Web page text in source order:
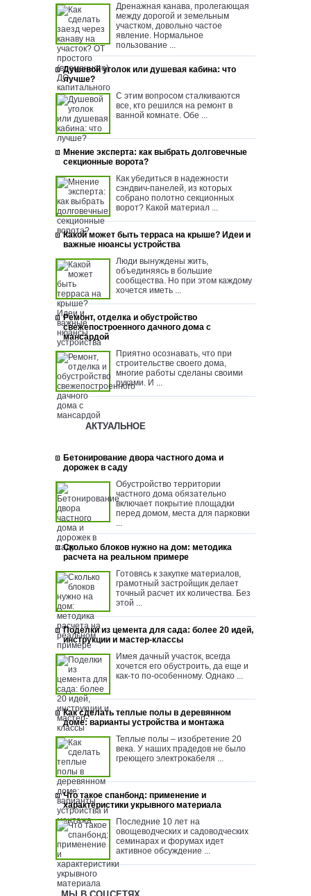
Дренажная канава, пролегающая
между дорогой и земельным
участком, довольно частое
явление. Нормальное
пользование ...
Душевой уголок или душевая кабина: что
лучше?
С этим вопросом сталкиваются
все, кто решился на ремонт в
ванной комнате. Обе ...
Мнение эксперта: как выбрать долговечные
секционные ворота?
Как убедиться в надежности
сэндвич-панелей, из которых
собрано полотно секционных
ворот? Какой материал ...
Какой может быть терраса на крыше? Идеи и
важные нюансы устройства
Люди вынуждены жить,
объединяясь в большие
сообщества. Но при этом каждому
хочется иметь ...
Ремонт, отделка и обустройство
свежепостроенного дачного дома с
мансардой
Приятно осознавать, что при
строительстве своего дома,
многие работы сделаны своими
руками. И ...
АКТУАЛЬНОЕ
Бетонирование двора частного дома и
дорожек в саду
Обустройство территории
частного дома обязательно
включает покрытие площадки
перед домом, места для парковки
Сколько блоков нужно на дом: методика
расчета на реальном примере
Готовясь к закупке материалов,
грамотный застройщик делает
точный расчет их количества. Без
этой ...
Поделки из цемента для сада: более 20 идей,
инструкции и мастер-классы
Имея дачный участок, всегда
хочется его обустроить, да еще и
как-то по-особенному. Однако ...
Как сделать теплые полы в деревянном
доме: варианты устройства и монтажа
Теплые полы – изобретение 20
века. У наших прадедов не было
греющего электрокабеля ...
Что такое спанбонд: применение и
характеристики укрывного материала
Последние 10 лет на
овощеводческих и садоводческих
семинарах и форумах идет
активное обсуждение ...